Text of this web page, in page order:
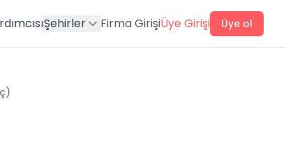
Şehirler Firma GirişiÜye Girişi Üye ol